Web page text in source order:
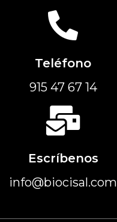
Teléfono
915 47 67 14
Escríbenos
info@biocisal.com